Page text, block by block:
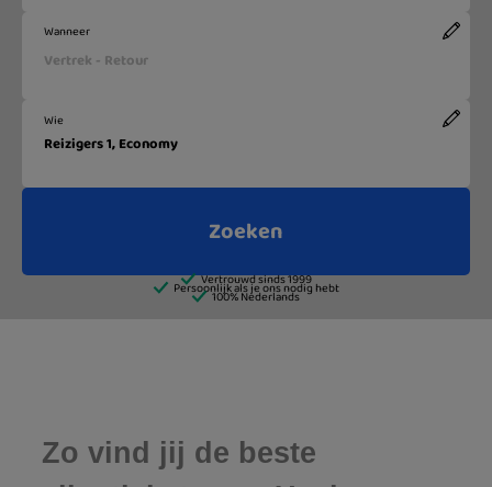
Zo vind jij de beste